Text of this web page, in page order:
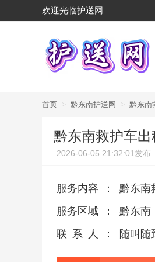
欢迎光临护送网
首页 > 黔东南护送网 > 黔东南
黔东南救护车
2026-06-05 21:32:01发布
服务内容 ：
黔东南
服务区域
：
黔东南
联系人
： 随叫随